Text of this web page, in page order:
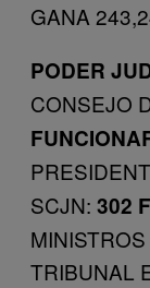
GANA
PODER
CONSEJO
SCJN: 302
TRIBUNAL